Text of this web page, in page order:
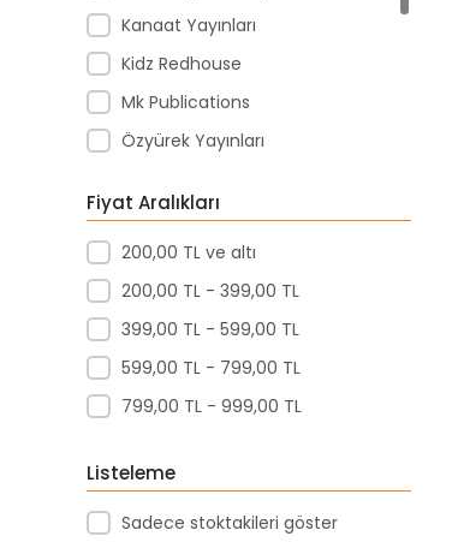
Kanaat Yayınları
Kidz Redhouse
Mk Publications
Özyürek Yayınları
Redhouse Yayınları
Serhat Yayınları
Yds Puplishing Yayınları
Yuva Yayınları
Fiyat Aralıkları
200,00 TL ve altı
200,00 TL - 399,00 TL
399,00 TL - 599,00 TL
599,00 TL - 799,00 TL
799,00 TL - 999,00 TL
Listeleme
Sadece stoktakileri göster